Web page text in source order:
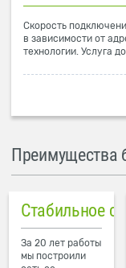
Скорость
в зависимости от
технологии. Услуга
Преимущества
Стабильное
За 20 лет работы
мы построили